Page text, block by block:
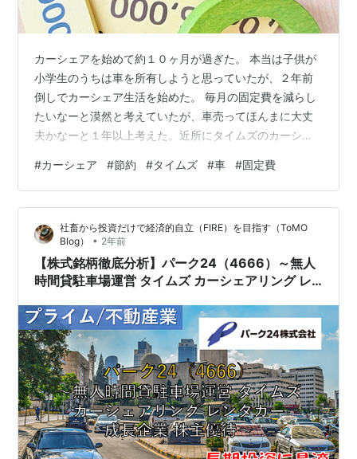
カーシェアを始めて約１０ヶ月が過ぎた。 本当は子供が
小学生のうちは車を所有しようと思っていたが、２年前
倒しでカーシェア生活を始めた。 毎月の固定費を減らし
たいなーと漠然と考えていたが、車売ってほんまに大丈
夫かなーと１年以上考えた。近所にタイムズのカーシェ
同じ車種というのも縁だったのかもしれない。 最終的に
車を手放すことを決めたのは、半年に1回の点検でタイヤ
交換が必要になった時だ。４本交換で７万円の出費。。
ディーラーでの説明だったので、探せばもっと安くで交
換できるだろうし、まだまだ交換しなくても大丈夫だろ
うとは思った。 でも、毎月の駐車場代、保険…
#カーシェア #節約 #タイムズ #車 #固定費
社畜から投資だけで経済的自立（FIRE）を目指す（ToMO
Blog）
• 2年前
【株式銘柄徹底分析】パーク24（4666）～無人
時間貸駐車場運営 タイムズ カーシェアリング レ